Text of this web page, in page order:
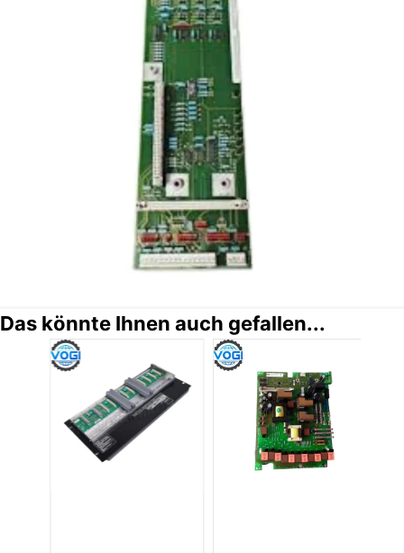
Das könnte Ihnen auch gefallen...